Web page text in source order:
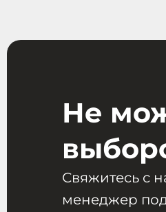
Не
Свяжитесь с
менеджер